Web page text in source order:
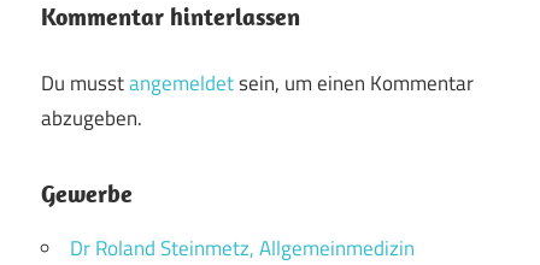
Kommentar hinterlassen
Du musstangemeldetsein, um einen Kommentar
abzugeben.
Gewerbe
Dr Roland Steinmetz, Allgemeinmedizin